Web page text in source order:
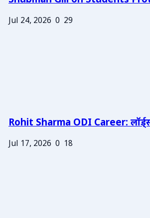
Jul 24, 2026 0 29
Rohit Sharma ODI Career:
Jul 17, 2026 0 18